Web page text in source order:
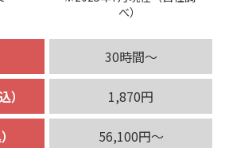
べ）
30時間～
） 1,870円
56,100円～